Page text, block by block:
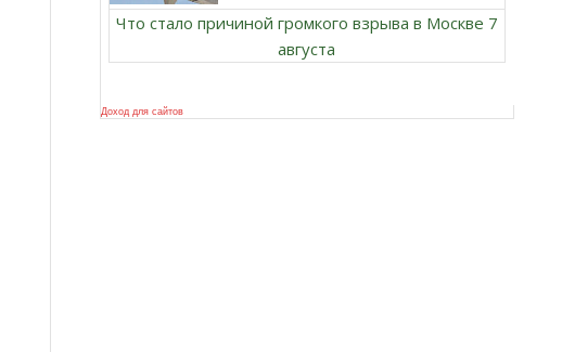
Что стало причиной громкого взрыва в Москве 7
августа
Доход для сайтов